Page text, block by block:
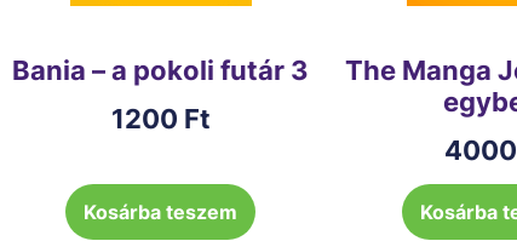
Bania – a pokoli futár 3
1200 Ft
Kosárba teszem
The Manga
4000
Kosárba